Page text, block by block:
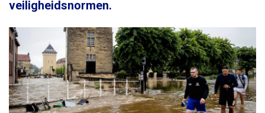
veiligheidsnormen.